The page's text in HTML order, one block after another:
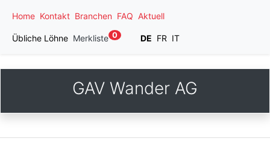
Home Kontakt Branchen FAQ Aktuell
Übliche Löhne Merkliste 0 DE FR IT
GAV Wander AG